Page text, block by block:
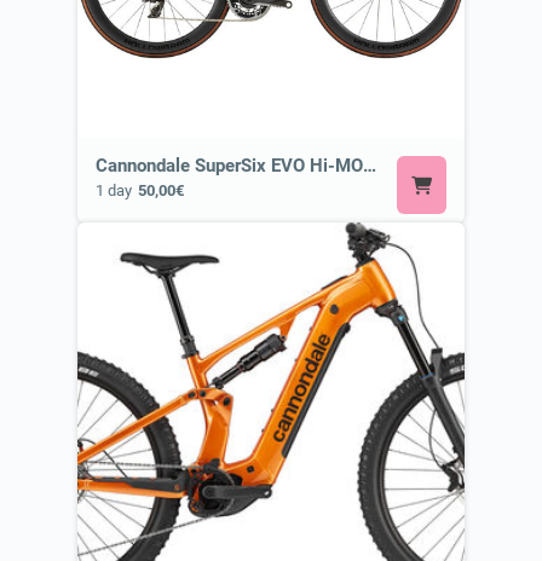
Cannondale SuperSix EVO Hi-MOD 1 ⭐ Most Exclusive Cannondale Bike
1 day 50,00€